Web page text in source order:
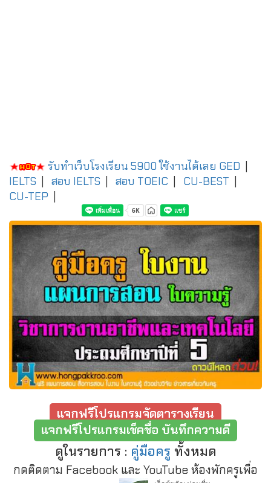
รับทำเว็บโรงเรียน 5900 ใช้งานได้เลย GED
IELTS
สอบ IELTS สอบ TOEIC CU-BEST
CU-TEP
แจกฟรีโปรแกรมจัดตารางเรียน
แจกฟรีโปรแกรมเช็คชื่อ บันทึกความดี
ดูในรายการ : คู่มือครู ทั้งหมด
กดติดตาม Facebook และ YouTube ห้องพักครูเพื่อ